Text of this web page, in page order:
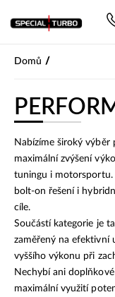
Domů /
Nabízíme široký
maximální zvýšení
tuningu i motorsportu.
bolt-on řešení i
cíle.
Součástí kategorie je
zaměřený na efektivní
vyššího výkonu při
Nechybí ani
maximální využití